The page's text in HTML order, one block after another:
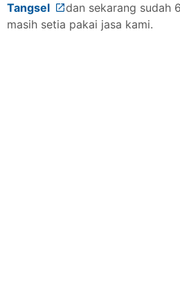
Tangsel
dan sekarang sudah
masih setia pakai jasa kami.